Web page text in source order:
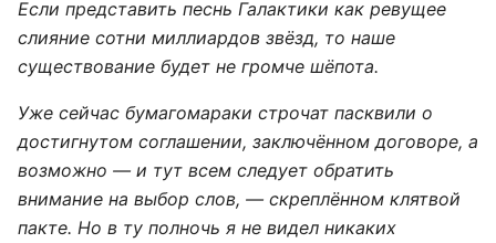
Если представить песнь Галактики как ревущее
слияние сотни миллиардов звёзд, то наше
существование будет не громче шёпота.
Уже сейчас бумагомараки строчат пасквили о
достигнутом соглашении, заключённом договоре, а
возможно — и тут всем следует обратить
внимание на выбор слов, — скреплённом клятвой
пакте. Но в ту полночь я не видел никаких